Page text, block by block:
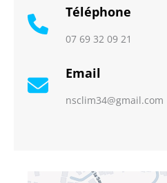
Téléphone
07 69 32 09 21
Email
nsclim34@gmail.com